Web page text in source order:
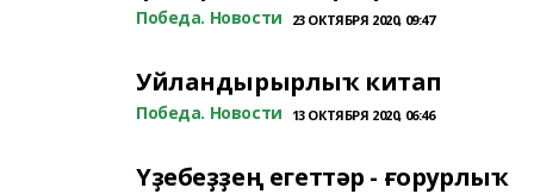
Победа. Новости 23 ОКТЯБРЯ 2020, 09:47
Уйландырырлыҡ китап
Победа. Новости 13 ОКТЯБРЯ 2020, 06:46
Үҙебеҙҙең егеттәр - ғорурлыҡ